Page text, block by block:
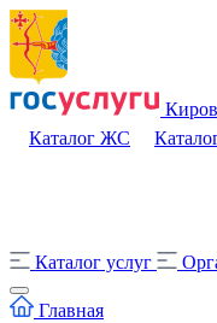
Каталог ЖС
Каталог услуг
Главная